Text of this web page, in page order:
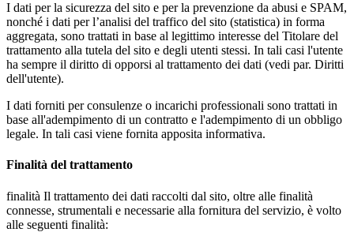
I dati per la sicurezza del sito e per la prevenzione da abusi e SPAM,
nonché i dati per l’analisi del traffico del sito (statistica) in forma
aggregata, sono trattati in base al legittimo interesse del Titolare del
trattamento alla tutela del sito e degli utenti stessi. In tali casi l'utente
ha sempre il diritto di opporsi al trattamento dei dati (vedi par. Diritti
dell'utente).
I dati forniti per consulenze o incarichi professionali sono trattati in
base all'adempimento di un contratto e l'adempimento di un obbligo
legale. In tali casi viene fornita apposita informativa.
Finalità del trattamento
finalità Il trattamento dei dati raccolti dal sito, oltre alle finalità
connesse, strumentali e necessarie alla fornitura del servizio, è volto
alle seguenti finalità: